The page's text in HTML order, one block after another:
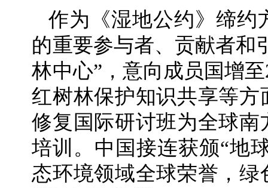
作为《湿地公约》缔约
的重要参与者、贡献者和
林中心”，意向成员国增
红树林保护知识共享等
修复国际研讨班为全球
培训。中国接连获颁“地
态环境领域全球荣誉，